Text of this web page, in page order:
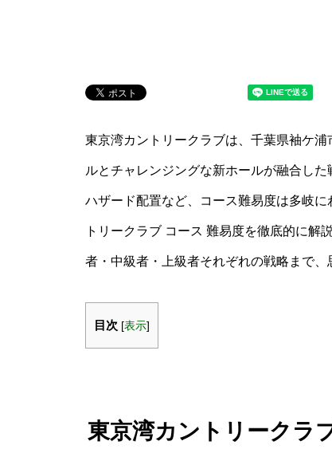
東京湾カントリークラブは、千葉県袖ケ
ルとチャレンジングな新ホールが融合し
ハザード配置など、コース難易度は多岐
トリークラブ コース 難易度を徹底的に解
者・中級者・上級者それぞれの戦略まで、
目次 [表示]
東京湾カントリークラ